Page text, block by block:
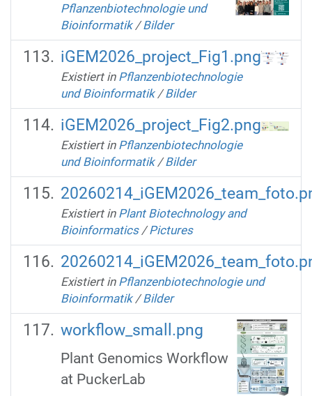
Pflanzenbiotechnologie und
Bioinformatik /Bilder
iGEM2026_project_Fig1.png
Existiert in Pflanzenbiotechnologie
und Bioinformatik /Bilder
iGEM2026_project_Fig2.png
Existiert in Pflanzenbiotechnologie
und Bioinformatik /Bilder
Existiert in Plant Biotechnology and
Bioinformatics /Pictures
Existiert in Pflanzenbiotechnologie und
Bioinformatik /Bilder
workflow_small.png
Plant Genomics Workflow
at PuckerLab